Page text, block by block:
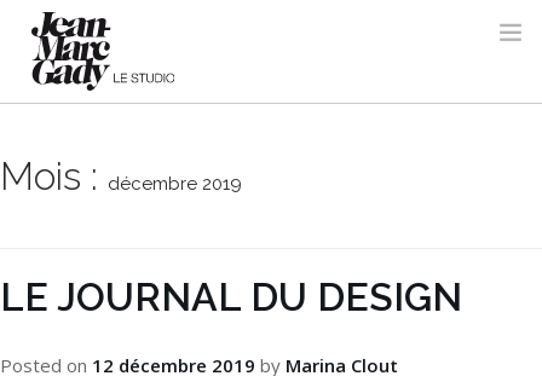
Mois : décembre 2019
LE JOURNAL DU DESIGN
Posted on 12 décembre 2019 by Marina Clout